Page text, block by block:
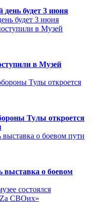
будет 3 июня
будет 3 июня
в Музей
Тулы откроется
выставка о боевом